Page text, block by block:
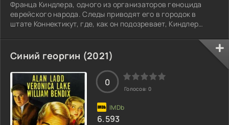
Франца Киндлера, одного из организаторов геноцида
еврейского народа. Следы приводят его в городок в
штате Коннектикут, где, как он подозревает, Киндлер
Синий георгин (2021)
0
Голосов: 0
6.593